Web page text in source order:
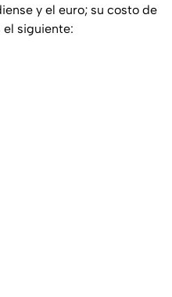
y el euro; su costo de
el siguiente: